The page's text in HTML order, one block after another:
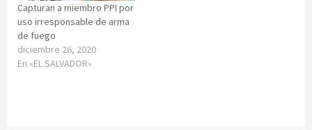
Capturan a miembro PPI por
uso irresponsable de arma
de fuego
diciembre 26, 2020
En «EL SALVADOR»